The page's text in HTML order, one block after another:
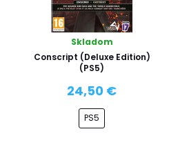
Skladom
Conscript (Deluxe Edition)
(PS5)
24,50 €
PS5